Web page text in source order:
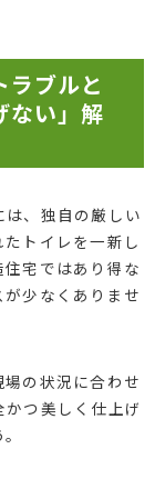
ラブルと
ない」解
、独自の厳しい
トイレを一新し
宅ではあり得な
少なくありませ
の状況に合わせ
つ美しく仕上げ